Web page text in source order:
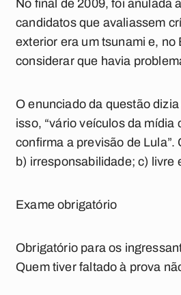
No final de 2009, foi anulada
candidatos que avaliassem
exterior era um tsunami e, no
considerar que havia
O enunciado da questão
isso, “vário veículos da
confirma a previsão de
b) irresponsabilidade; c) livre
Exame obrigatório
Obrigatório para os
Quem tiver faltado à prova